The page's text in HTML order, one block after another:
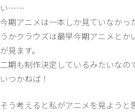
い……
今期アニメは一本しか見ていなかっ
うかクラウズは最早今期アニメと
が見ます。
二期も制作決定しているみたいなの
いつかねば！
そう考えると私がアニメを見ようと